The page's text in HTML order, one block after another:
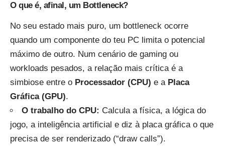
O que é, afinal, um Bottleneck?
No seu estado mais puro, um bottleneck ocorre
quando um componente do teu PC limita o potencial
máximo de outro. Num cenário de gaming ou
workloads pesados, a relação mais crítica é a
simbiose entre o Processador (CPU) e a Placa
Gráfica (GPU).
O trabalho do CPU: Calcula a física, a lógica do
jogo, a inteligência artificial e diz à placa gráfica o que
precisa de ser renderizado (“draw calls”).